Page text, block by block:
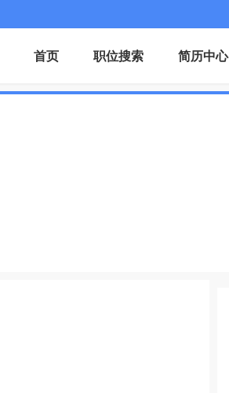
首页 职位搜索 简历中心